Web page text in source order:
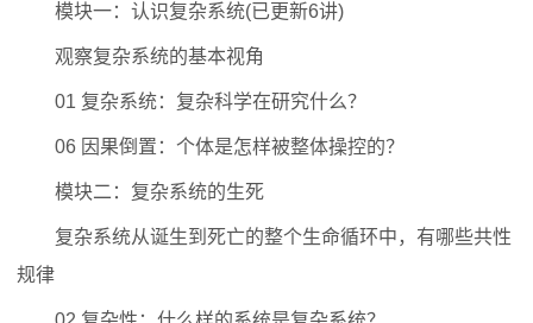
模块一：认识复杂系统(已更新6讲)
观察复杂系统的基本视角
01 复杂系统：复杂科学在研究什么？
06 因果倒置：个体是怎样被整体操控的？
模块二：复杂系统的生死
复杂系统从诞生到死亡的整个生命循环中，有哪些共性
规律